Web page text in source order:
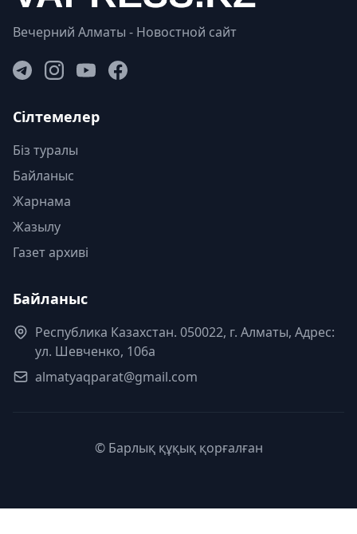
Вечерний Алматы - Новостной сайт
Сілтемелер
Біз туралы
Байланыс
Жарнама
Жазылу
Газет архиві
Байланыс
Республика Казахстан. 050022, г. Алматы, Адрес:
ул. Шевченко, 106а
almatyaqparat@gmail.com
© Барлық құқық қорғалған